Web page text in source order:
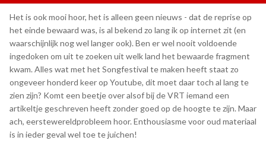
Het is ook mooi hoor, het is alleen geen nieuws - dat de reprise op
het einde bewaard was, is al bekend zo lang ik op internet zit (en
waarschijnlijk nog wel langer ook). Ben er wel nooit voldoende
ingedoken om uit te zoeken uit welk land het bewaarde fragment
kwam. Alles wat met het Songfestival te maken heeft staat zo
ongeveer honderd keer op Youtube, dit moet daar toch al lang te
zien zijn? Komt een beetje over alsof bij de VRT iemand een
artikeltje geschreven heeft zonder goed op de hoogte te zijn. Maar
ach, eerstewereldprobleem hoor. Enthousiasme voor oud materiaal
is in ieder geval wel toe te juichen!